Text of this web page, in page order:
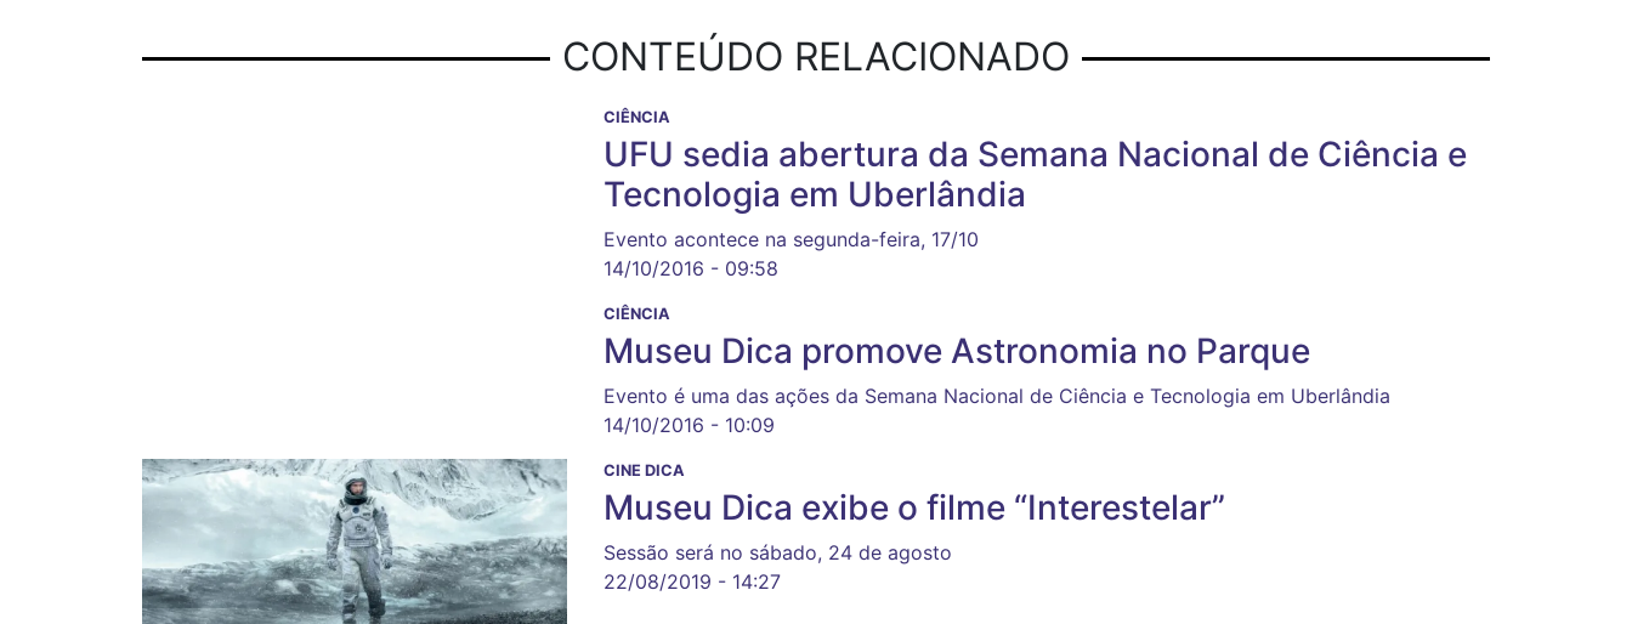
CONTEÚDO RELACIONADO
CIÊNCIA
UFU sedia abertura da Semana Nacional de Ciência e
Tecnologia em Uberlândia
Evento acontece na segunda-feira, 17/10
14/10/2016 - 09:58
CIÊNCIA
Museu Dica promove Astronomia no Parque
Evento é uma das ações da Semana Nacional de Ciência e Tecnologia em Uberlândia
14/10/2016 - 10:09
CINE DICA
Museu Dica exibe o filme “Interestelar”
Sessão será no sábado, 24 de agosto
22/08/2019 - 14:27